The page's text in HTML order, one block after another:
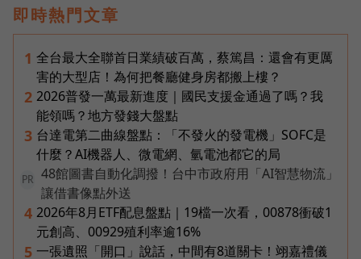
即時熱門文章
1 全台最大全聯首日業績破百萬，蔡篤昌：還會有更厲
害的大型店！為何把餐廳健身房都搬上樓？
2 2026普發一萬最新進度｜國民支援金通過了嗎？我
能領嗎？地方發錢大盤點
3 台達電第二曲線盤點：「不發火的發電機」SOFC是
什麼？AI機器人、微電網、氫電池都它的局
PR
48館圖書自動化調撥！台中市政府用「AI智慧物流」
讓借書像點外送
4 2026年8月ETF配息盤點｜19檔一次看，00878衝破1
元創高、00929殖利率逾16%
5 一張遺照「開口」說話，中間有8道關卡！翊嘉禮儀